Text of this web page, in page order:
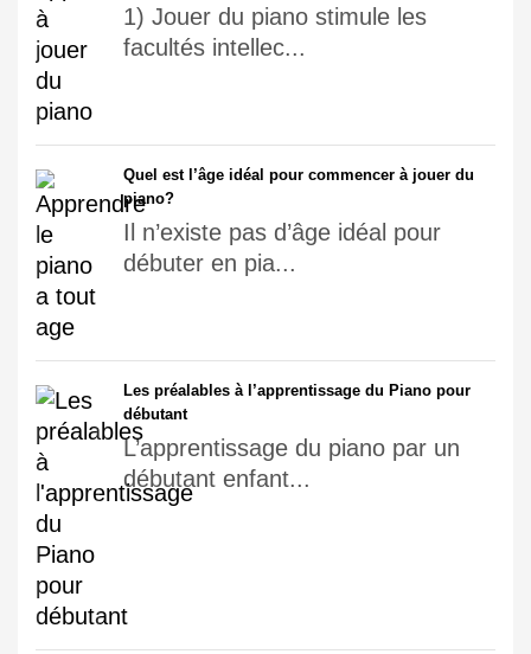
1) Jouer du piano stimule les
facultés intellec...
Quel est l’âge idéal pour commencer à jouer du
piano?
Il n’existe pas d’âge idéal pour
débuter en pia...
Les préalables à l’apprentissage du Piano pour
débutant
L’apprentissage du piano par un
débutant enfant...